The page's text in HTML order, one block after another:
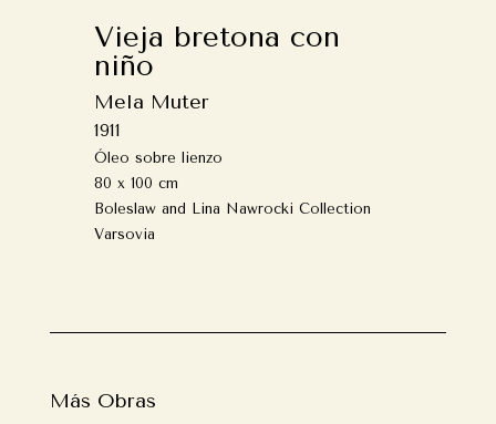
Vieja bretona con
niño
Mela Muter
1911
Óleo sobre lienzo
80 x 100 cm
Boleslaw and Lina Nawrocki Collection
Varsovia
Más Obras